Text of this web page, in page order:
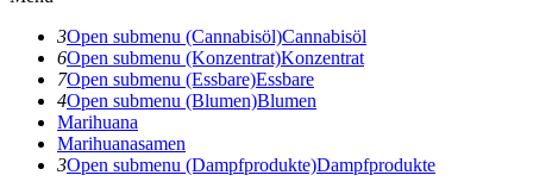
3Open submenu (Cannabisöl)Cannabisöl
6Open submenu (Konzentrat)Konzentrat
7Open submenu (Essbare)Essbare
4Open submenu (Blumen)Blumen
Marihuana
Marihuanasamen
3Open submenu (Dampfprodukte)Dampfprodukte